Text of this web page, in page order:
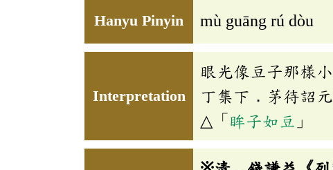
Hanyu Pinyin mù guāng rú dòu
Interpretation
眼光像豆子那樣
丁集下．茅待詔元
△「 眸子如豆 」